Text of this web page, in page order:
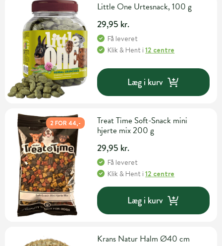
Little One Urtesnack, 100 g
29,95 kr.
Få leveret
Klik & Hent i12 centre
Læg i kurv
2 FOR 44,-
Treat Time Soft-Snack mini
hjerte mix 200 g
29,95 kr.
Få leveret
Klik & Hent i12 centre
Læg i kurv
Krans Natur Halm Ø40 cm